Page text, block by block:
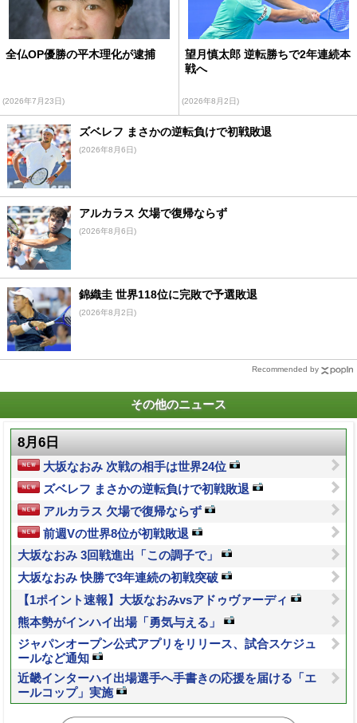
全仏OP優勝の平木理化が逮捕
(2026年7月23日)
望月慎太郎 逆転勝ちで2年連続本
戦へ
(2026年8月2日)
ズベレフ まさかの逆転負けで初戦敗退
(2026年8月6日)
アルカラス 欠場で復帰ならず
(2026年8月6日)
錦織圭 世界118位に完敗で予選敗退
(2026年8月2日)
Recommended by
その他のニュース
8月6日
大坂なおみ 次戦の相手は世界24位
ズベレフ まさかの逆転負けで初戦敗退
アルカラス 欠場で復帰ならず
前週Vの世界8位が初戦敗退
大坂なおみ 3回戦進出「この調子で」
大坂なおみ 快勝で3年連続の初戦突破
【1ポイント速報】大坂なおみvsアドゥヴァーディ
熊本勢がインハイ出場「勇気与える」
ジャパンオープン公式アプリをリリース、試合スケジュ
ールなど通知
近畿インターハイ出場選手へ手書きの応援を届ける「エ
ールコップ」実施